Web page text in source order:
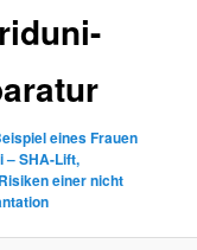
eines Frauen
– SHA-Lift,
einer nicht